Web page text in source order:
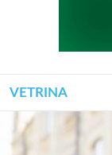
VETRINA